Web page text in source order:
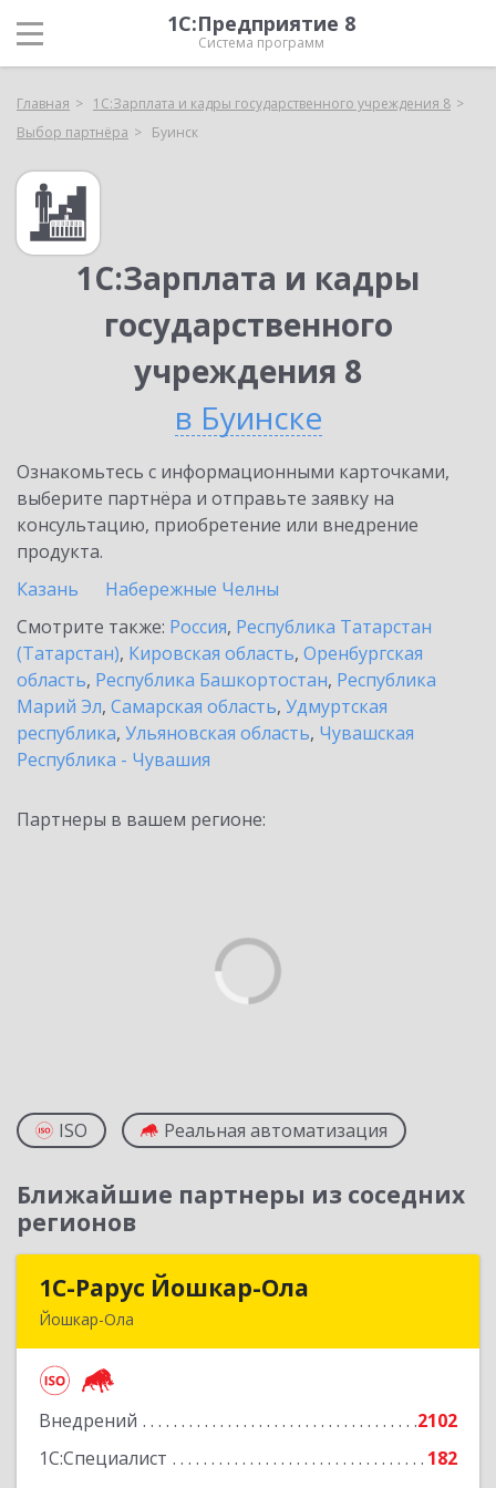
1С:Предприятие 8
Система программ
Главная
1С:Зарплата и кадры государственного учреждения 8
Выбор партнёра
Буинск
1С:Зарплата и кадры
государственного
учреждения 8
в Буинске
Ознакомьтесь с информационными карточками,
выберите партнёра и отправьте заявку на
консультацию, приобретение или внедрение
продукта.
Казань
Набережные Челны
Смотрите также: Россия, Республика Татарстан
(Татарстан), Кировская область, Оренбургская
область, Республика Башкортостан, Республика
Марий Эл, Самарская область, Удмуртская
республика, Ульяновская область, Чувашская
Республика - Чувашия
Партнеры в вашем регионе:
ISO Реальная автоматизация
Ближайшие партнеры из соседних
регионов
1С-Рарус Йошкар-Ола
Йошкар-Ола
Внедрений
2102
1С:Специалист
182
1С-Рарус Йошкар-Ола
Подробнее